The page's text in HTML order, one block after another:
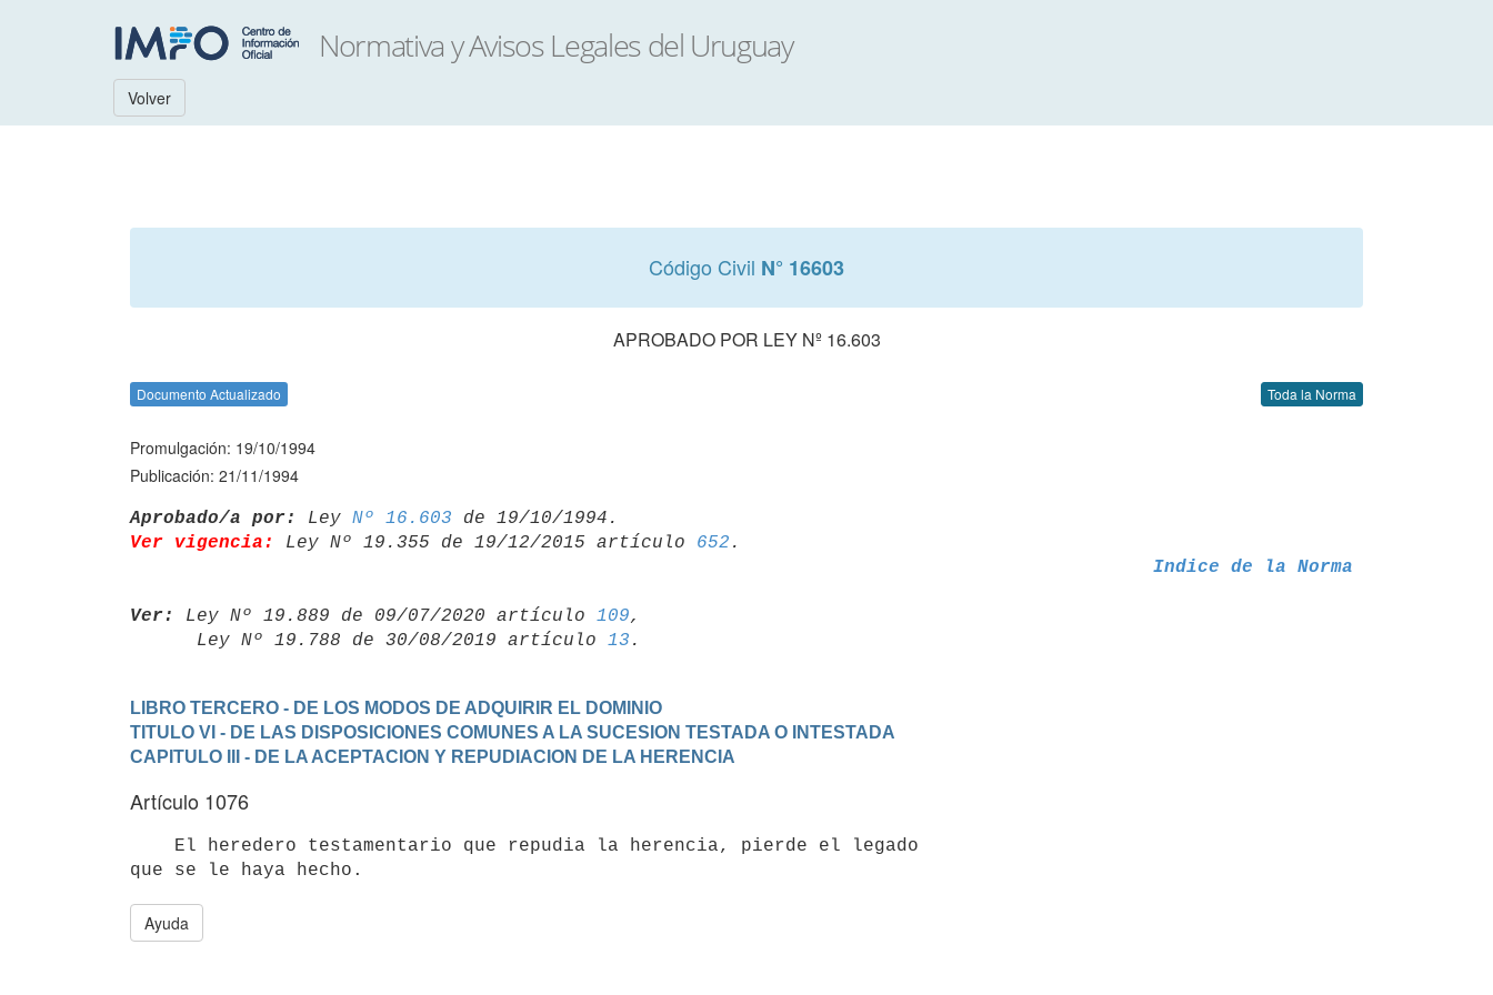
Volver
Código Civil N° 16603
APROBADO POR LEY Nº 16.603
Documento Actualizado Toda la Norma
Promulgación: 19/10/1994
Publicación: 21/11/1994
Aprobado/a por: Ley Nº 16.603
Ver vigencia:
Ley Nº 19.355 de 19/12/2015 artículo 652
Indice de la Norma
Ver: Ley Nº 19.889 de 09/07/2020 artículo 109,
      Ley Nº 19.788 de 30/08/2019 artículo
13
LIBRO TERCERO - DE LOS MODOS DE ADQUIRIR EL DOMINIO
TITULO VI - DE LAS DISPOSICIONES COMUNES A LA SUCESION TESTADA O INTESTADA
CAPITULO III - DE LA ACEPTACION Y REPUDIACION DE LA HERENCIA
Artículo 1076
Ayuda